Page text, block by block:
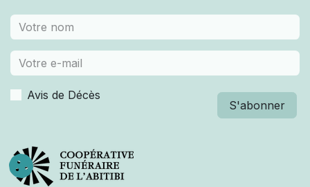
Avis de Décès
S'abonner